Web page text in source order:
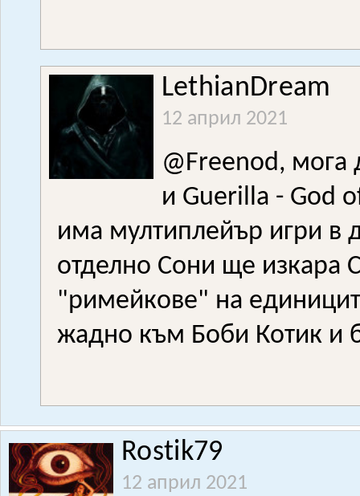
LethianDream
12 април 2021
@Freenod, мога
и Guerilla - God
има мултиплейър игри в
отделно Сони ще изкара
"римейкове" на
жадно към Боби Котик и
Rostik79
12 април 2021